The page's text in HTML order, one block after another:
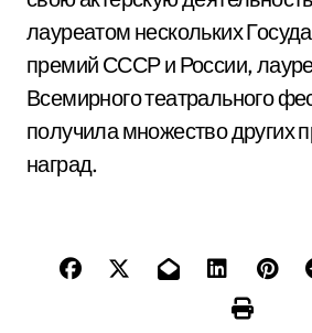
лауреатом нескольких
премий СССР и России,
Всемирного театрального
получила множество других
наград.